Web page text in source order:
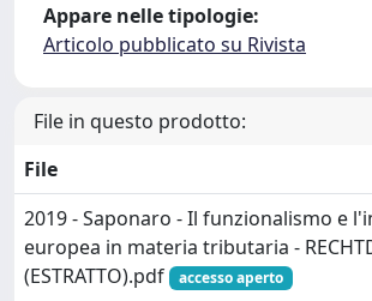
Appare nelle tipologie:
Articolo pubblicato su Rivista
File in questo prodotto:
File
2019 - Saponaro - Il funzionalismo e
europea in materia tributaria -
(ESTRATTO).pdf
accesso aperto